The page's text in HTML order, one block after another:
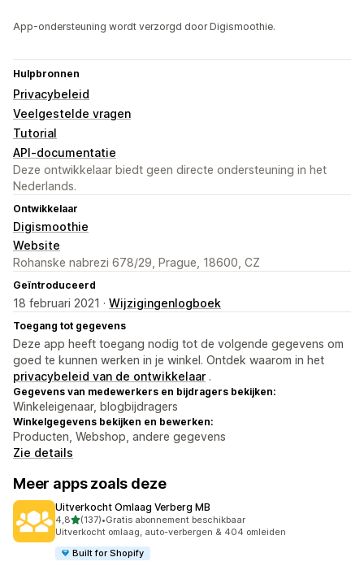
App-ondersteuning wordt verzorgd door Digismoothie.
Hulpbronnen
Privacybeleid
Veelgestelde vragen
Tutorial
API-documentatie
Deze ontwikkelaar biedt geen directe ondersteuning in het
Nederlands.
Ontwikkelaar
Digismoothie
Website
Rohanske nabrezi 678/29, Prague, 18600, CZ
Geïntroduceerd
18 februari 2021 · Wijzigingenlogboek
Toegang tot gegevens
Deze app heeft toegang nodig tot de volgende gegevens om
goed te kunnen werken in je winkel. Ontdek waarom in het
privacybeleid van de ontwikkelaar .
Gegevens van medewerkers en bijdragers bekijken:
Winkeleigenaar, blogbijdragers
Winkelgegevens bekijken en bewerken:
Producten, Webshop, andere gegevens
Zie details
Meer apps zoals deze
Uitverkocht Omlaag Verberg MB
4,8van 5 sterren
(137)
137 recensies in totaal
•Gratis abonnement beschikbaar
Uitverkocht omlaag, auto-verbergen & 404 omleiden
Built for Shopify